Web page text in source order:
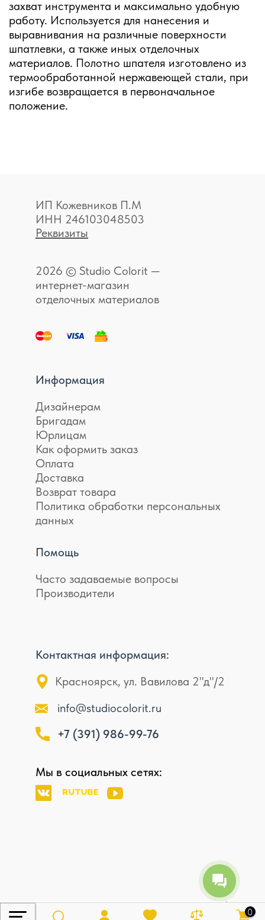
0
захват инструмента и максимально удобную
работу. Используется для нанесения и
выравнивания на различные поверхности
шпатлевки, а также иных отделочных
материалов. Полотно шпателя изготовлено из
термообработанной нержавеющей стали, при
изгибе возвращается в первоначальное
положение.
ИП Кожевников П.М
ИНН 246103048503
Реквизиты
2026 © Studio Colorit —
интернет-магазин
отделочных материалов
Информация
Дизайнерам
Бригадам
Юрлицам
Как оформить заказ
Оплата
Доставка
Возврат товара
Политика обработки персональных
данных
Помощь
Часто задаваемые вопросы
Производители
Контактная информация:
Красноярск, ул. Вавилова 2"д"/2
info@studiocolorit.ru
+7 (391) 986-99-76
Мы в социальных сетях: